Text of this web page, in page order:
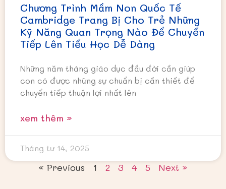
Chương Trình Mầm Non Quốc Tế
Cambridge Trang Bị Cho Trẻ Những
Kỹ Năng Quan Trọng Nào Để Chuyển
Tiếp Lên Tiểu Học Dễ Dàng
Những năm tháng giáo dục đầu đời cần giúp
con có được những sự chuẩn bị cần thiết để
chuyển tiếp thuận lợi nhất lên
xem thêm »
Tháng tư 14, 2025
« Previous 1 2 3 4 5 Next »